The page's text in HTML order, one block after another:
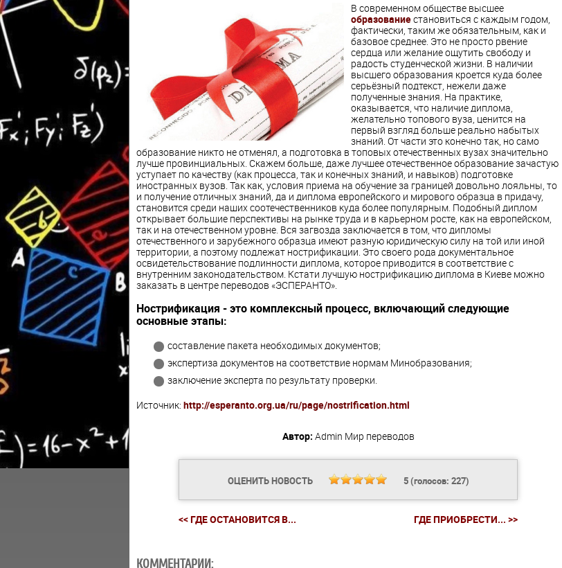
В современном обществе высшее
образованиестановиться с каждым годом,
фактически, таким же обязательным, как и
базовое среднее. Это не просто рвение
сердца или желание ощутить свободу и
радость студенческой жизни. В наличии
высшего образования кроется куда более
серьёзный подтекст, нежели даже
полученные знания. На практике,
оказывается, что наличие диплома,
желательно топового вуза, ценится на
первый взгляд больше реально набытых
знаний. От части это конечно так, но само
образование никто не отменял, а подготовка в топовых отечественных вузах значительно
лучше провинциальных. Скажем больше, даже лучшее отечественное образование зачастую
уступает по качеству (как процесса, так и конечных знаний, и навыков) подготовке
иностранных вузов. Так как, условия приема на обучение за границей довольно лояльны, то
и получение отличных знаний, да и диплома европейского и мирового образца в придачу,
становится среди наших соотечественников куда более популярным. Подобный диплом
открывает большие перспективы на рынке труда и в карьерном росте, как на европейском,
так и на отечественном уровне. Вся загвозда заключается в том, что дипломы
отечественного и зарубежного образца имеют разную юридическую силу на той или иной
территории, а поэтому подлежат нострификации. Это своего рода документальное
освидетельствование подлинности диплома, которое приводится в соответствие с
внутренним законодательством. Кстати лучшую нострификацию диплома в Киеве можно
заказать в центре переводов «ЭСПЕРАНТО».
Нострификация - это комплексный процесс, включающий следующие
основные этапы:
составление пакета необходимых документов;
экспертиза документов на соответствие нормам Минобразования;
заключение эксперта по результату проверки.
Источник: http://esperanto.org.ua/ru/page/nostrification.html
Автор: Admin Мир переводов
ОЦЕНИТЬ НОВОСТЬ 5(голосов: 227)
<< ГДЕ ОСТАНОВИТСЯ В... ГДЕ ПРИОБРЕСТИ... >>
КОММЕНТАРИИ: